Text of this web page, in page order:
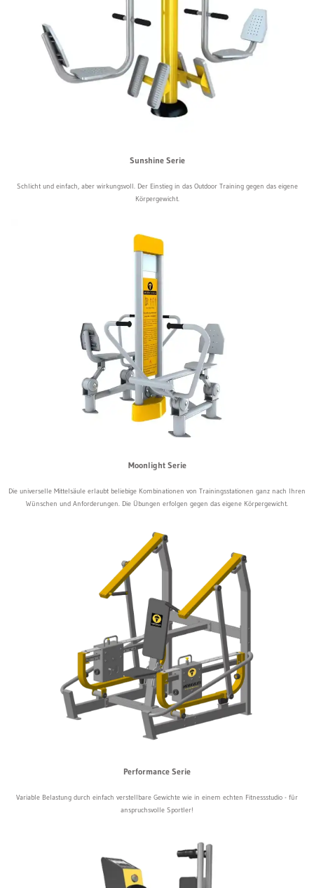
Sunshine Serie
Schlicht und einfach, aber wirkungsvoll. Der Einstieg in das Outdoor Training gegen das eigene
Körpergewicht.
Moonlight Serie
Die universelle Mittelsäule erlaubt beliebige Kombinationen von Trainingsstationen ganz nach Ihren
Wünschen und Anforderungen. Die Übungen erfolgen gegen das eigene Körpergewicht.
Performance Serie
Variable Belastung durch einfach verstellbare Gewichte wie in einem echten Fitnessstudio - für
anspruchsvolle Sportler!